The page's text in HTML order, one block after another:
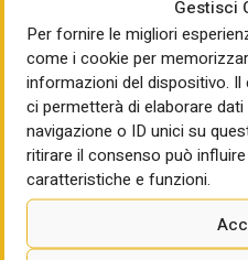
Gestisci
Per fornire le migliori
come i cookie per
informazioni del dispositivo.
ci permetterà di elaborare
navigazione o ID unici su
ritirare il consenso può
caratteristiche e funzioni.
all’incrocio tra due sistemi
profondamente diverse. Da
quale il volontariato
solidaristica e l’attività viene
parte vi è il mercato dei
confronto competitivo tra
manodopera costituisce oggi
maggiormente presidiate dal